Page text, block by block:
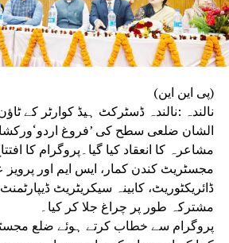
(پی این این)
نالندہ :نالندہ ڈسٹرکٹ ہیڈ کوارٹر کے
الشان ضلعی سطح کی ’فروغ
مشاعرہ کا انعقاد کیا گیا۔پروگرام کا
مجسٹریٹ کندن کمار، ایس ایم اور پرویز
ڈائریکٹوریٹ، کابینہ سیکریٹریٹ
مشترکہ طور پر چراغ جلا کر کیا۔
پروگرام سے خطاب کرتے ہوئے ضلع